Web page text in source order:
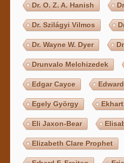
Dr. O. Z. A. Hanish
Dr. Szilágyi Vilmos
Dr. Wayne W. Dyer
Drunvalo Melchizedek
Edgar Cayce
Egely György
Eli Jaxon-Bear
Elizabeth Clare Prophet